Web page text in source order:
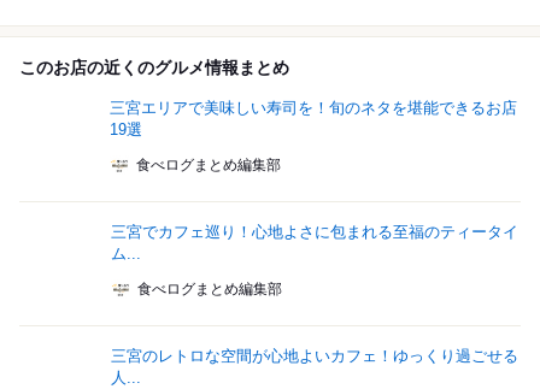
このお店の近くのグルメ情報まとめ
三宮エリアで美味しい寿司を！旬のネタを堪能できるお店
19選
食べログまとめ編集部
三宮でカフェ巡り！心地よさに包まれる至福のティータイ
ム...
食べログまとめ編集部
三宮のレトロな空間が心地よいカフェ！ゆっくり過ごせる
人...